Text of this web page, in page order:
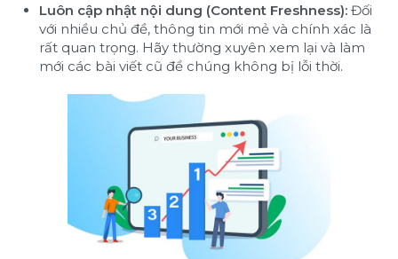
Luôn cập nhật nội dung (Content Freshness): Đối
với nhiều chủ đề, thông tin mới mẻ và chính xác là
rất quan trọng. Hãy thường xuyên xem lại và làm
mới các bài viết cũ để chúng không bị lỗi thời.